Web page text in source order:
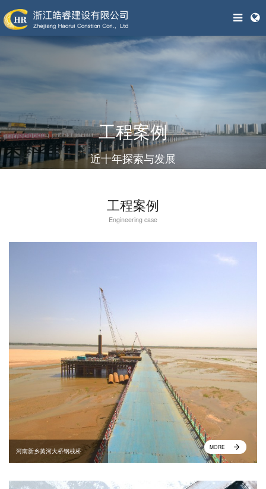
工程案例
近十年探索与发展
工程案例
Engineering case
河南新乡黄河大桥钢栈桥 MORE